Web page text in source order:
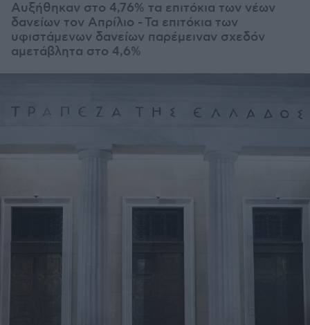
Αυξήθηκαν στο 4,76% τα επιτόκια των νέων
δανείων τον Απρίλιο - Τα επιτόκια των
υφιστάμενων δανείων παρέμειναν σχεδόν
αμετάβλητα στο 4,6%